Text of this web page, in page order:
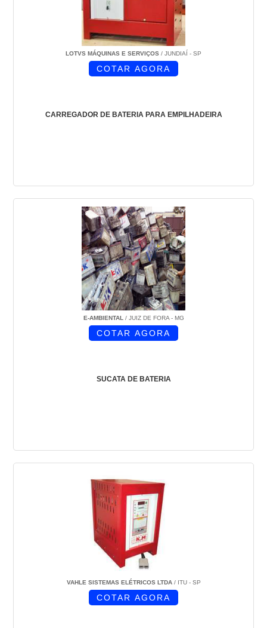
LOTVS MÁQUINAS E SERVIÇOS / JUNDIAÍ - SP
CARREGADOR DE BATERIA PARA EMPILHADEIRA
COTAR AGORA
E-AMBIENTAL/ JUIZ DE FORA - MG
SUCATA DE BATERIA
COTAR AGORA
VAHLE SISTEMAS ELÉTRICOS LTDA/ ITU - SP
COTAR AGORA